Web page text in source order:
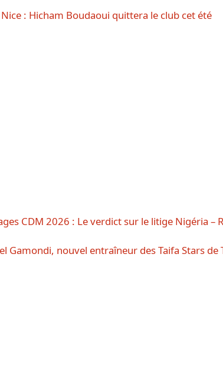
Nice : Hicham Boudaoui quittera le club cet été
CDM 2026 : Le verdict sur le litige Nigéria –
Gamondi, nouvel entraîneur des Taifa Stars de